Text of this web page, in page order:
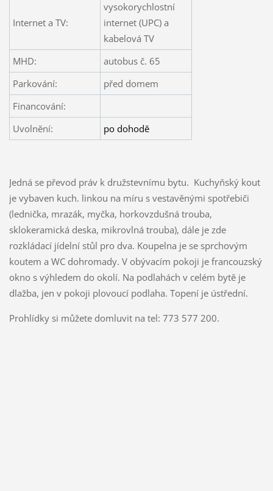
Internet a TV:
vysokorychlostní
internet (UPC) a
kabelová TV
MHD:
autobus č. 65
Parkování:
před domem
Financování:
Uvolnění:
po dohodě
Jedná se převod práv k družstevnímu bytu. Kuchyňský kout
je vybaven kuch. linkou na míru s vestavěnými spotřebiči
(lednička, mrazák, myčka, horkovzdušná trouba,
sklokeramická deska, mikrovlná trouba), dále je zde
rozkládací jídelní stůl pro dva. Koupelna je se sprchovým
koutem a WC dohromady. V obývacím pokoji je francouzský
okno s výhledem do okolí. Na podlahách v celém bytě je
dlažba, jen v pokoji plovoucí podlaha. Topení je ústřední.
Prohlídky si můžete domluvit na tel: 773 577 200.